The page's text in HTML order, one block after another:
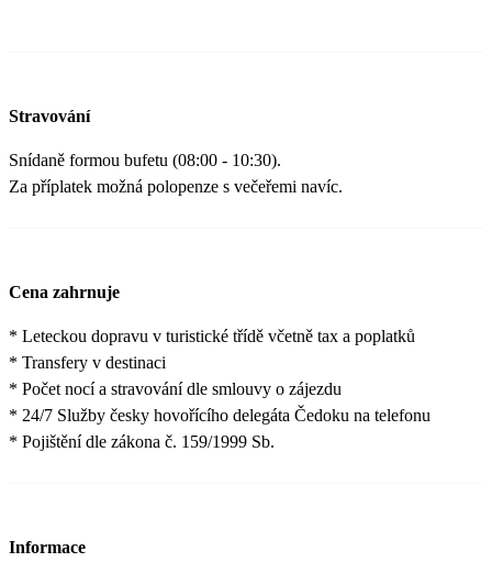
Stravování
Snídaně formou bufetu (08:00 - 10:30).
Za příplatek možná polopenze s večeřemi navíc.
Cena zahrnuje
* Leteckou dopravu v turistické třídě včetně tax a poplatků
* Transfery v destinaci
* Počet nocí a stravování dle smlouvy o zájezdu
* 24/7 Služby česky hovořícího delegáta Čedoku na telefonu
* Pojištění dle zákona č. 159/1999 Sb.
Informace